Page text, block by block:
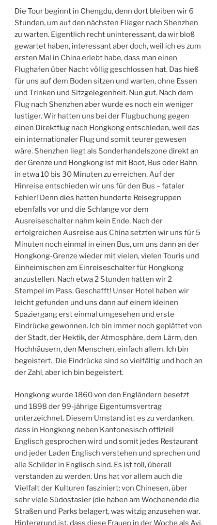
Die Tour beginnt in Chengdu, denn dort bleiben wir 6
Stunden, um auf den nächsten Flieger nach Shenzhen
zu warten. Eigentlich recht uninteressant, da wir bloß
gewartet haben, interessant aber doch, weil ich es zum
ersten Mal in China erlebt habe, dass man einen
Flughafen über Nacht völlig geschlossen hat. Das hieß
für uns auf dem Boden sitzen und warten, ohne Essen
und Trinken und Sitzgelegenheit. Nun gut. Nach dem
Flug nach Shenzhen aber wurde es noch ein weniger
lustiger. Wir hatten uns bei der Flugbuchung gegen
einen Direktflug nach Hongkong entschieden, weil das
ein internationaler Flug und somit teurer gewesen
wäre. Shenzhen liegt als Sonderhandelszone direkt an
der Grenze und Hongkong ist mit Boot, Bus oder Bahn
in etwa 10 bis 30 Minuten zu erreichen. Auf der
Hinreise entschieden wir uns für den Bus – fataler
Fehler! Denn dies hatten hunderte Reisegruppen
ebenfalls vor und die Schlange vor dem
Ausreiseschalter nahm kein Ende. Nach der
erfolgreichen Ausreise aus China setzten wir uns für 5
Minuten noch einmal in einen Bus, um uns dann an der
Hongkong-Grenze wieder mit vielen, vielen Touris und
Einheimischen am Einreiseschalter für Hongkong
anzustellen. Nach etwa 2 Stunden hatten wir 2
Stempel im Pass. Geschafft! Unser Hotel haben wir
leicht gefunden und uns dann auf einem kleinen
Spaziergang erst einmal umgesehen und erste
Eindrücke gewonnen. Ich bin immer noch geplättet von
der Stadt, der Hektik, der Atmosphäre, dem Lärm, den
Hochhäusern, den Menschen, einfach allem. Ich bin
begeistert. Die Eindrücke sind so vielfältig und hoch an
der Zahl, aber ich bin begeistert.
Hongkong wurde 1860 von den Engländern besetzt
und 1898 der 99-jährige Eigentumsvertrag
unterzeichnet. Diesem Umstand ist es zu verdanken,
dass in Hongkong neben Kantonesisch offiziell
Englisch gesprochen wird und somit jedes Restaurant
und jeder Laden Englisch verstehen und sprechen und
alle Schilder in Englisch sind. Es ist toll, überall
verstanden zu werden. Uns hat vor allem auch die
Vielfalt der Kulturen fasziniert: von Chinesen, über
sehr viele Südostasier (die haben am Wochenende die
Straßen und Parks belagert, was witzig anzusehen war.
Hintergrund ist, dass diese Frauen in der Woche als Ayi,